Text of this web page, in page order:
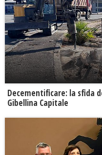
Decementificare: la sfida
Gibellina Capitale